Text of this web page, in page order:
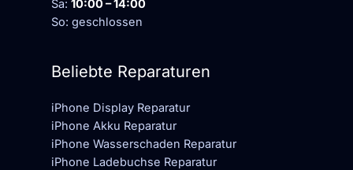
Sa: 10:00 – 14:00
So: geschlossen
Beliebte Reparaturen
iPhone Display Reparatur
iPhone Akku Reparatur
iPhone Wasserschaden Reparatur
iPhone Ladebuchse Reparatur